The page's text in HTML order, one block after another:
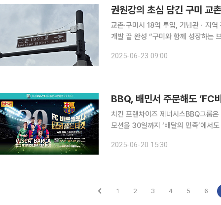
교촌·구미시 18억 투입, 기념관ㆍ지
개발 끝 완성 “구미와 함께 성장하는 브랜드가 되겠다” 경상북도 구
다. 갈색 표지판에는 '교촌 1991로'가
2025-06-23 09:00
BBQ, 배민서 주문해도 ‘FC
치킨 프랜차이즈 제너시스BBQ그룹
모션을 30일까지 ‘배달의 민족’에서도 참여할 수
다. 배민에서 네이버페이를 통해 1만
2025-06-20 15:30
1 2 3 4 5 6